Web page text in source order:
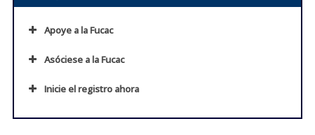
Apoye a la Fucac
Atención inmediata gratuita
Asóciese a la Fucac
servicios de medicina de alta complejidad
Inicie el registro ahora